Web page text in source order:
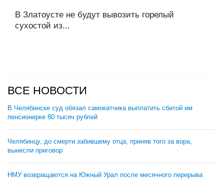
В Златоусте не будут вывозить горелый
сухостой из...
ВСЕ НОВОСТИ
В Челябинске суд обязал самокатчика выплатить сбитой им
пенсионерке 80 тысяч рублей
Челябинцу, до смерти забившему отца, приняв того за вора,
вынесли приговор
НМУ возвращаются на Южный Урал после месячного перерыва